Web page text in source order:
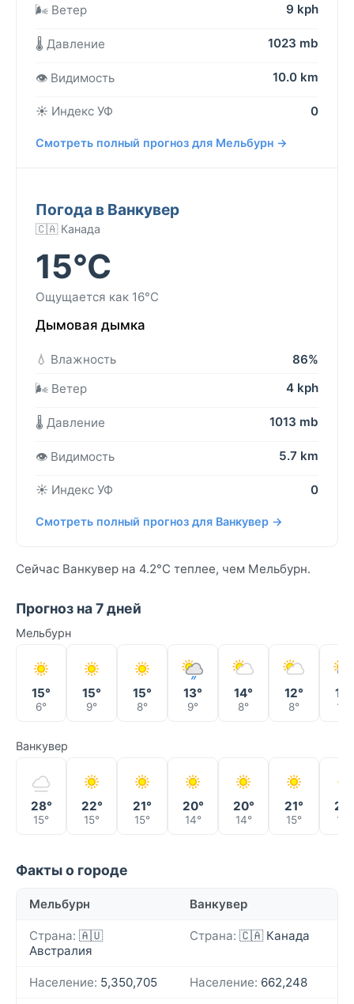
🌬️ Ветер
9 kph
🌡️ Давление 1023 mb
👁️ Видимость 10.0 km
☀️ Индекс УФ 0
Смотреть полный прогноз для Мельбурн →
Погода в Ванкувер
🇨🇦 Канада
15°C
Ощущается как 16°C
Дымовая дымка
💧 Влажность
86%
🌬️ Ветер
4 kph
🌡️ Давление 1013 mb
👁️ Видимость 5.7 km
☀️ Индекс УФ 0
Смотреть полный прогноз для Ванкувер →
Сейчас Ванкувер на 4.2°C теплее, чем Мельбурн.
Прогноз на 7 дней
Мельбурн
15°
6°
15°
9°
15°
8°
13°
9°
14°
8°
12°
8°
12°
10°
Ванкувер
28°
15°
22°
15°
21°
15°
20°
14°
20°
14°
21°
15° 16°
Факты о городе
Мельбурн Ванкувер
Страна: 🇦🇺
Австралия
Страна: 🇨🇦 Канада
Население: 5,350,705 Население: 662,248